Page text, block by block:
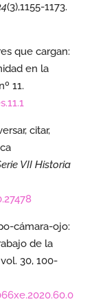
(3),1155-1173.
que cargan:
en la
11.
citar,
VII Historia
cámara-ojo:
de la
30, 100-